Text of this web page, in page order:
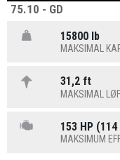
75.10 - GD
15800 lb
MAKSIMAL
31,2 ft
MAKSIMAL
153 HP (114
MAKSIMUM